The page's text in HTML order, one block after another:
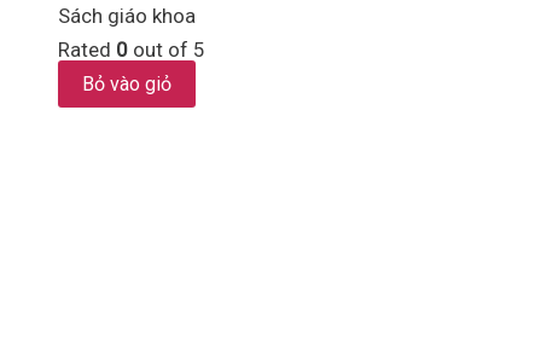
Sách giáo khoa
Rated 0 out of 5
Bỏ vào giỏ